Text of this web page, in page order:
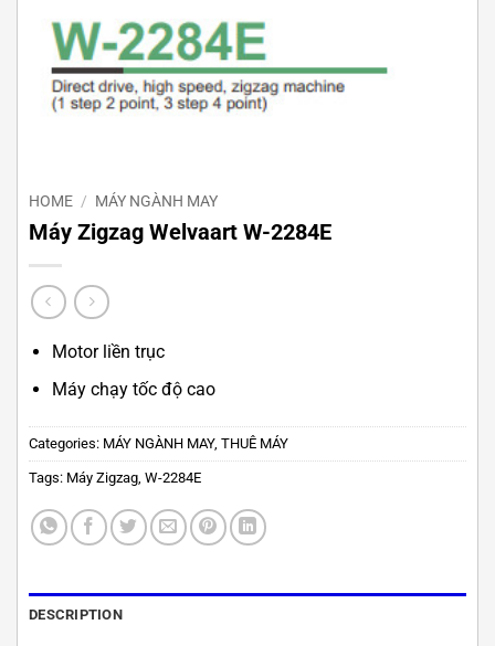
HOME / MÁY NGÀNH MAY
Máy Zigzag Welvaart W-2284E
Motor liền trục
Máy chạy tốc độ cao
Categories: MÁY NGÀNH MAY, THUÊ MÁY
Tags: Máy Zigzag, W-2284E
DESCRIPTION